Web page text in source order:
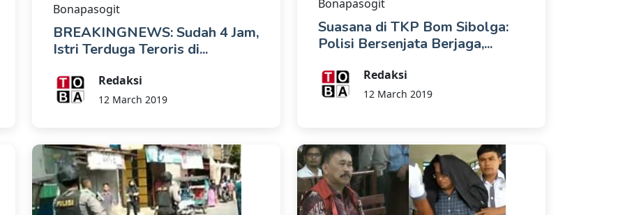
Bonapasogit
BREAKINGNEWS: Sudah 4 Jam,
Istri Terduga Teroris di...
Redaksi
12 March 2019
Bonapasogit
Suasana di TKP Bom Sibolga:
Polisi Bersenjata Berjaga,...
Redaksi
12 March 2019